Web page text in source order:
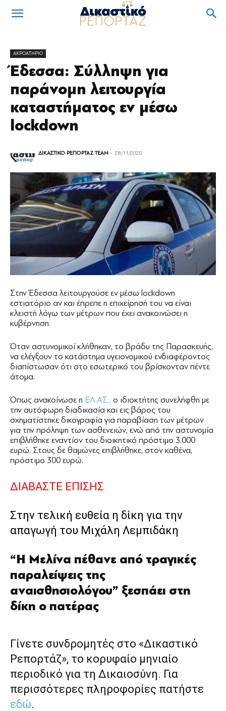
ΑΚΡΟΑΤΗΡΙΟ
Έδεσσα: Σύλληψη για
παράνομη λειτουργία
καταστήματος εν μέσω
lockdown
ΔΙΚΑΣΤΙΚΟ ΡΕΠΟΡΤΑΖ TEAM - 28/11/2020
Στην Έδεσσα λειτουργούσε εν μέσω lockdown
εστιατόριο αν και έπρεπε η επιχείρησή του να είναι
κλειστή λόγω των μέτρων που έχει ανακοινώσει η
κυβέρνηση.
Όταν αστυνομικοί κλήθηκαν, το βράδυ της Παρασκευής,
να ελέγξουν το κατάστημα υγειονομικού ενδιαφέροντος
διαπίστωσαν ότι στο εσωτερικό του βρίσκονταν πέντε
άτομα.
Όπως ανακοίνωσε η ΕΛ.ΑΣ., ο ιδιοκτήτης συνελήφθη με
την αυτόφωρη διαδικασία και εις βάρος του
σχηματίστηκε δικογραφία για παραβίαση των μέτρων
για την πρόληψη των ασθενειών, ενώ από την αστυνομία
επιβλήθηκε εναντίον του διοικητικό πρόστιμο 3.000
ευρώ. Στους δε θαμώνες επιβλήθηκε, στον καθένα,
πρόστιμο 300 ευρώ.
ΔΙΑΒΑΣΤΕ ΕΠΙΣΗΣ
Στην τελική ευθεία η δίκη για την
απαγωγή του Μιχάλη Λεμπιδάκη
“Η Μελίνα πέθανε από τραγικές
παραλείψεις της
αναισθησιολόγου” ξεσπάει στη
δίκη ο πατέρας
Γίνετε συνδρομητές στο «Δικαστικό
Ρεπορτάζ», το κορυφαίο μηνιαίο
περιοδικό για τη Δικαιοσύνη. Για
περισσότερες πληροφορίες πατήστε
εδώ.